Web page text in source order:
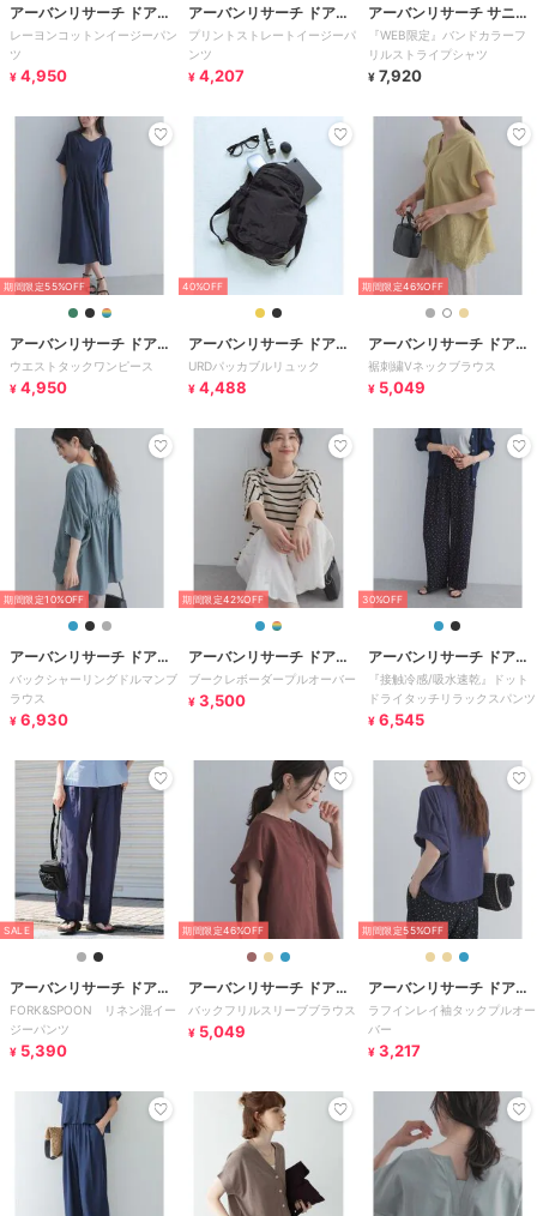
アーバンリサーチ ドアー
ズ
レーヨンコットンイージーパン
ツ
¥ 4,950
アーバンリサーチ ドアー
ズ
プリントストレートイージーパ
ンツ
¥ 4,207
アーバンリサーチ サニー
レーベル
『WEB限定』バンドカラーフ
リルストライプシャツ
¥ 7,920
期間限定55%OFF
アーバンリサーチ ドアー
ズ
ウエストタックワンピース
¥ 4,950
40%OFF
アーバンリサーチ ドアー
ズ
URDパッカブルリュック
¥ 4,488
期間限定46%OFF
アーバンリサーチ ドアー
ズ
裾刺繍Vネックブラウス
¥ 5,049
期間限定10%OFF
アーバンリサーチ ドアー
ズ
バックシャーリングドルマンブ
ラウス
¥ 6,930
期間限定42%OFF
アーバンリサーチ ドアー
ズ
ブークレボーダープルオーバー
¥ 3,500
30%OFF
アーバンリサーチ ドアー
ズ
『接触冷感/吸水速乾』ドット
ドライタッチリラックスパンツ
¥ 6,545
SALE
アーバンリサーチ ドアー
ズ
FORK&SPOON リネン混イー
ジーパンツ
¥ 5,390
期間限定46%OFF
アーバンリサーチ ドアー
ズ
バックフリルスリーブブラウス
¥ 5,049
期間限定55%OFF
アーバンリサーチ ドアー
ズ
ラフインレイ袖タックプルオー
バー
¥ 3,217